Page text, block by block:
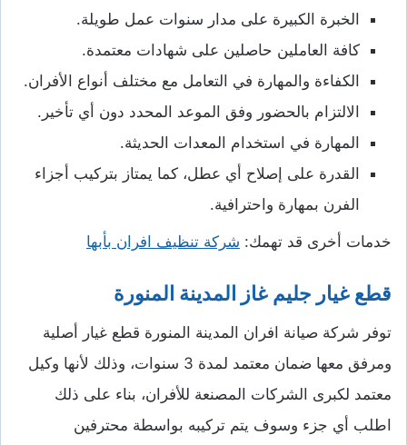
الخبرة الكبيرة على مدار سنوات عمل طويلة.
كافة العاملين حاصلين على شهادات معتمدة.
الكفاءة والمهارة في التعامل مع مختلف أنواع الأفران.
الالتزام بالحضور وفق الموعد المحدد دون أي تأخير.
المهارة في استخدام المعدات الحديثة.
القدرة على إصلاح أي عطل، كما يمتاز بتركيب أجزاء
الفرن بمهارة واحترافية.
خدمات أخرى قد تهمك: شركة تنظيف افران بأبها
قطع غيار جليم غاز المدينة المنورة
توفر شركة صيانة افران المدينة المنورة قطع غيار أصلية
ومرفق معها ضمان معتمد لمدة 3 سنوات، وذلك لأنها وكيل
معتمد لكبرى الشركات المصنعة للأفران، بناء على ذلك
اطلب أي جزء وسوف يتم تركيبه بواسطة محترفين